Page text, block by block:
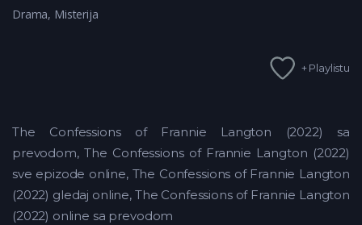
Drama, Misterija
+ Playlistu
The Confessions of Frannie Langton (2022) sa
prevodom, The Confessions of Frannie Langton (2022)
sve epizode online, The Confessions of Frannie Langton
(2022) gledaj online, The Confessions of Frannie Langton
(2022) online sa prevodom